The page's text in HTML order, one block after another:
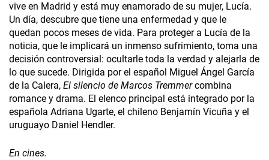
vive en Madrid y está muy enamorado de su mujer, Lucía.
Un día, descubre que tiene una enfermedad y que le
quedan pocos meses de vida. Para proteger a Lucía de la
noticia, que le implicará un inmenso sufrimiento, toma una
decisión controversial: ocultarle toda la verdad y alejarla de
lo que sucede. Dirigida por el español Miguel Ángel García
de la Calera, El silencio de Marcos Tremmercombina
romance y drama. El elenco principal está integrado por la
española Adriana Ugarte, el chileno Benjamín Vicuña y el
uruguayo Daniel Hendler.
En cines.